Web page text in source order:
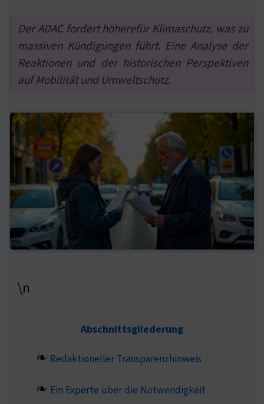
Der ADAC fordert höherefür Klimaschutz, was zu
massiven Kündigungen führt. Eine Analyse der
Reaktionen und der historischen Perspektiven
auf Mobilität und Umweltschutz.
\n
Abschnittsgliederung
Redaktioneller Transparenzhinweis
Ein Experte über die Notwendigkeit